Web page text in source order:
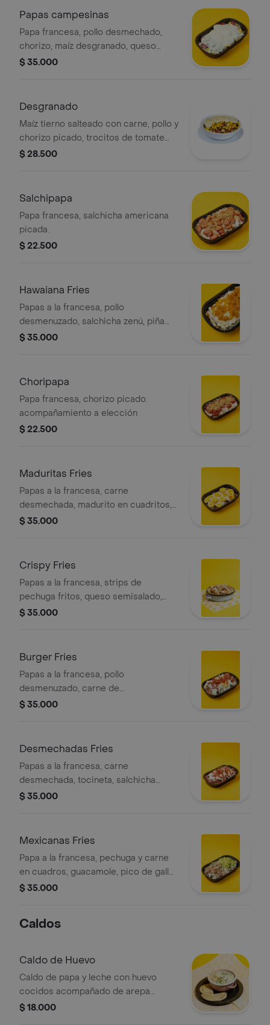
Papas campesinas
Papa francesa, pollo desmechado,
chorizo, maíz desgranado, queso
doble crema gratinado, tártara.
$ 35.000
Desgranado
Maíz tierno salteado con carne, pollo y
chorizo picado, trocitos de tomate
verde y pimenton, gratinado con
$ 28.500
Salchipapa
Papa francesa, salchicha americana
picada.
$ 22.500
Hawaiana Fries
Papas a la francesa, pollo
desmenuzado, salchicha zenú, piña
caramelizada, queso doble crema y
$ 35.000
Choripapa
Papa francesa, chorizo picado.
acompañamiento a elección
$ 22.500
Maduritas Fries
Papas a la francesa, carne
desmechada, madurito en cuadritos,
queso doble crema y salsa tártara.
$ 35.000
Crispy Fries
Papas a la francesa, strips de
pechuga fritos, queso semisalado,
tocineta crispy, salsa tártara y salsa
$ 35.000
Burger Fries
Papas a la francesa, pollo
desmenuzado, carne de
hamburguesa, tocineta crispy, queso
$ 35.000
Desmechadas Fries
Papas a la francesa, carne
desmechada, tocineta, salchicha
americana de zenú, queso doble
$ 35.000
Mexicanas Fries
Papa a la francesa, pechuga y carne
en cuadros, guacamole, pico de gallo,
queso doble crema y salsa tártara.
$ 35.000
Caldos
Caldo de Huevo
Caldo de papa y leche con huevo
cocidos acompañado de arepa
blanca o de maíz pelado.
$ 18.000